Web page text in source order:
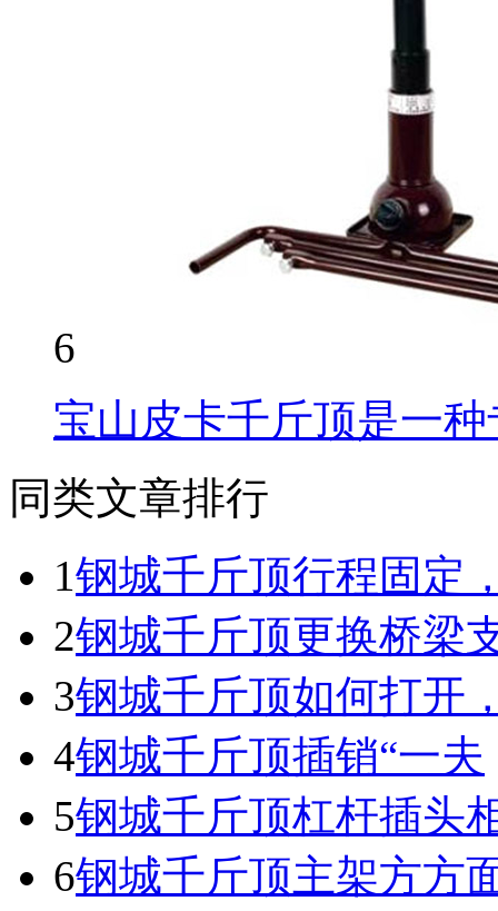
6
宝山皮卡千斤顶是一
同类文章排行
1钢城千斤顶行程固定
2钢城千斤顶更换桥梁
3钢城千斤顶如何打开
4钢城千斤顶插销“一夫
5钢城千斤顶杠杆插头
6钢城千斤顶主架方方